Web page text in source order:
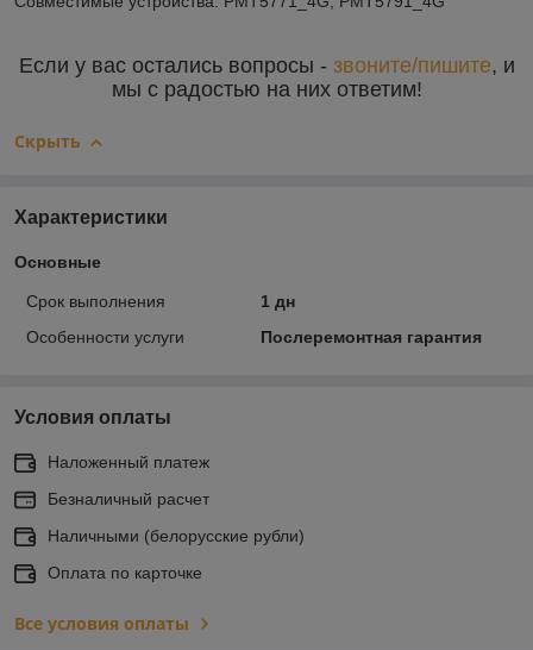
Если у вас остались вопросы - звоните/пишите, и
мы с радостью на них ответим!
Скрыть
Характеристики
Основные
Срок выполнения
1 дн
Особенности услуги
Послеремонтная гарантия
Условия оплаты
Наложенный платеж
Безналичный расчет
Наличными (белорусские рубли)
Оплата по карточке
Все условия оплаты